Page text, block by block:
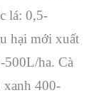
lá: 0,5-
hại mới xuất
ha. Cà
xanh 400-